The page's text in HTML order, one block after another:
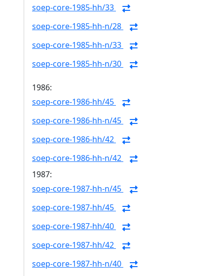
soep-core-1985-hh/33
soep-core-1985-hh-n/28
soep-core-1985-hh-n/33
soep-core-1985-hh-n/30
1986:
soep-core-1986-hh/45
soep-core-1986-hh-n/45
soep-core-1986-hh/42
soep-core-1986-hh-n/42
1987:
soep-core-1987-hh-n/45
soep-core-1987-hh/45
soep-core-1987-hh/40
soep-core-1987-hh/42
soep-core-1987-hh-n/40